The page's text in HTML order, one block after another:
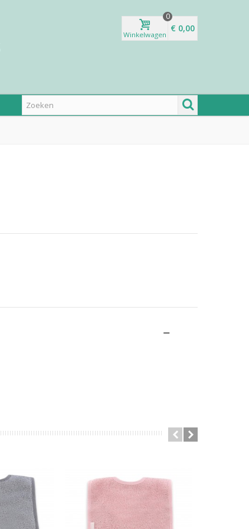
Winkelwagen
0
€ 0,00